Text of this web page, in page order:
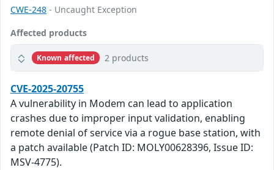
CWE-248 - Uncaught Exception
Affected products
Known affected 2 products
CVE-2025-20755
A vulnerability in Modem can lead to application
crashes due to improper input validation, enabling
remote denial of service via a rogue base station, with
a patch available (Patch ID: MOLY00628396, Issue ID:
MSV-4775).